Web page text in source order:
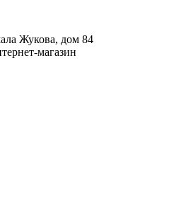
Жукова, дом 84
магазин